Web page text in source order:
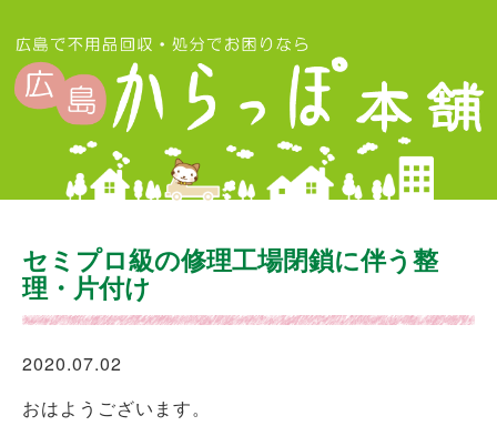
セミプロ級の修理工場閉鎖に伴う整
理・片付け
2020.07.02
おはようございます。